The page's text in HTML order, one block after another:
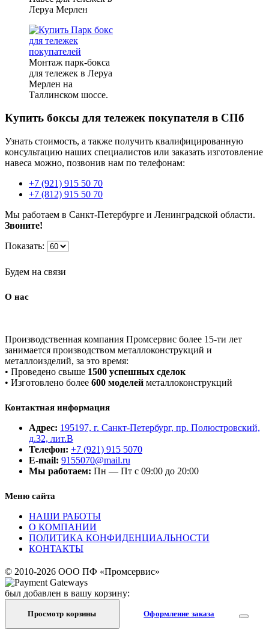
Леруа Мерлен
Монтаж парк-бокса
для тележек в Леруа
Мерлен на
Таллинском шоссе.
Купить боксы для тележек покупателя в СПб
Узнать стоимость, а также получить квалифицированную
консультацию наших специалистов или заказать изготовление
навеса можно, позвонив нам по телефонам:
+7 (921) 915 50 70
+7 (812) 915 50 70
Мы работаем в Санкт-Петербурге и Ленинградской области.
Звоните!
Показать:
Будем на связи
О нас
Производственная компания Промсервис более 15-ти лет
занимается производством металлоконструкций и
металлоизделий, за это время:
• Проведено свыше 1500 успешных сделок
• Изготовлено более 600 моделей металлоконструкций
Контактная информация
Адрес: 195197, г. Санкт-Петербург, пр. Полюстровский,
д.32, лит.В
Телефон: +7 (921) 915 5070
E-mail: 9155070@mail.ru
Мы работаем: Пн — Пт с 09:00 до 20:00
Меню сайта
НАШИ РАБОТЫ
О КОМПАНИИ
ПОЛИТИКА КОНФИДЕНЦИАЛЬНОСТИ
КОНТАКТЫ
© 2010-2026 ООО ПФ «Промсервис»
был добавлен в вашу корзину:
Просмотр корзины Оформление заказа